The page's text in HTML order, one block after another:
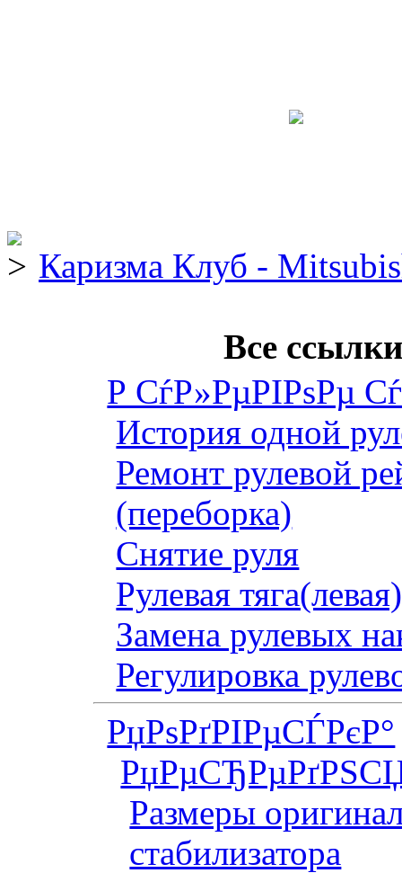
Каризма Клуб -
Все
Р СѓР»РµРІРѕРµ
История одной
Ремонт рулевой
(переборка)
Снятие руля
Рулевая
Замена рулевых
Регулировка
РџРѕРґРІРµСЃРєР°
Размеры
стабилизатора